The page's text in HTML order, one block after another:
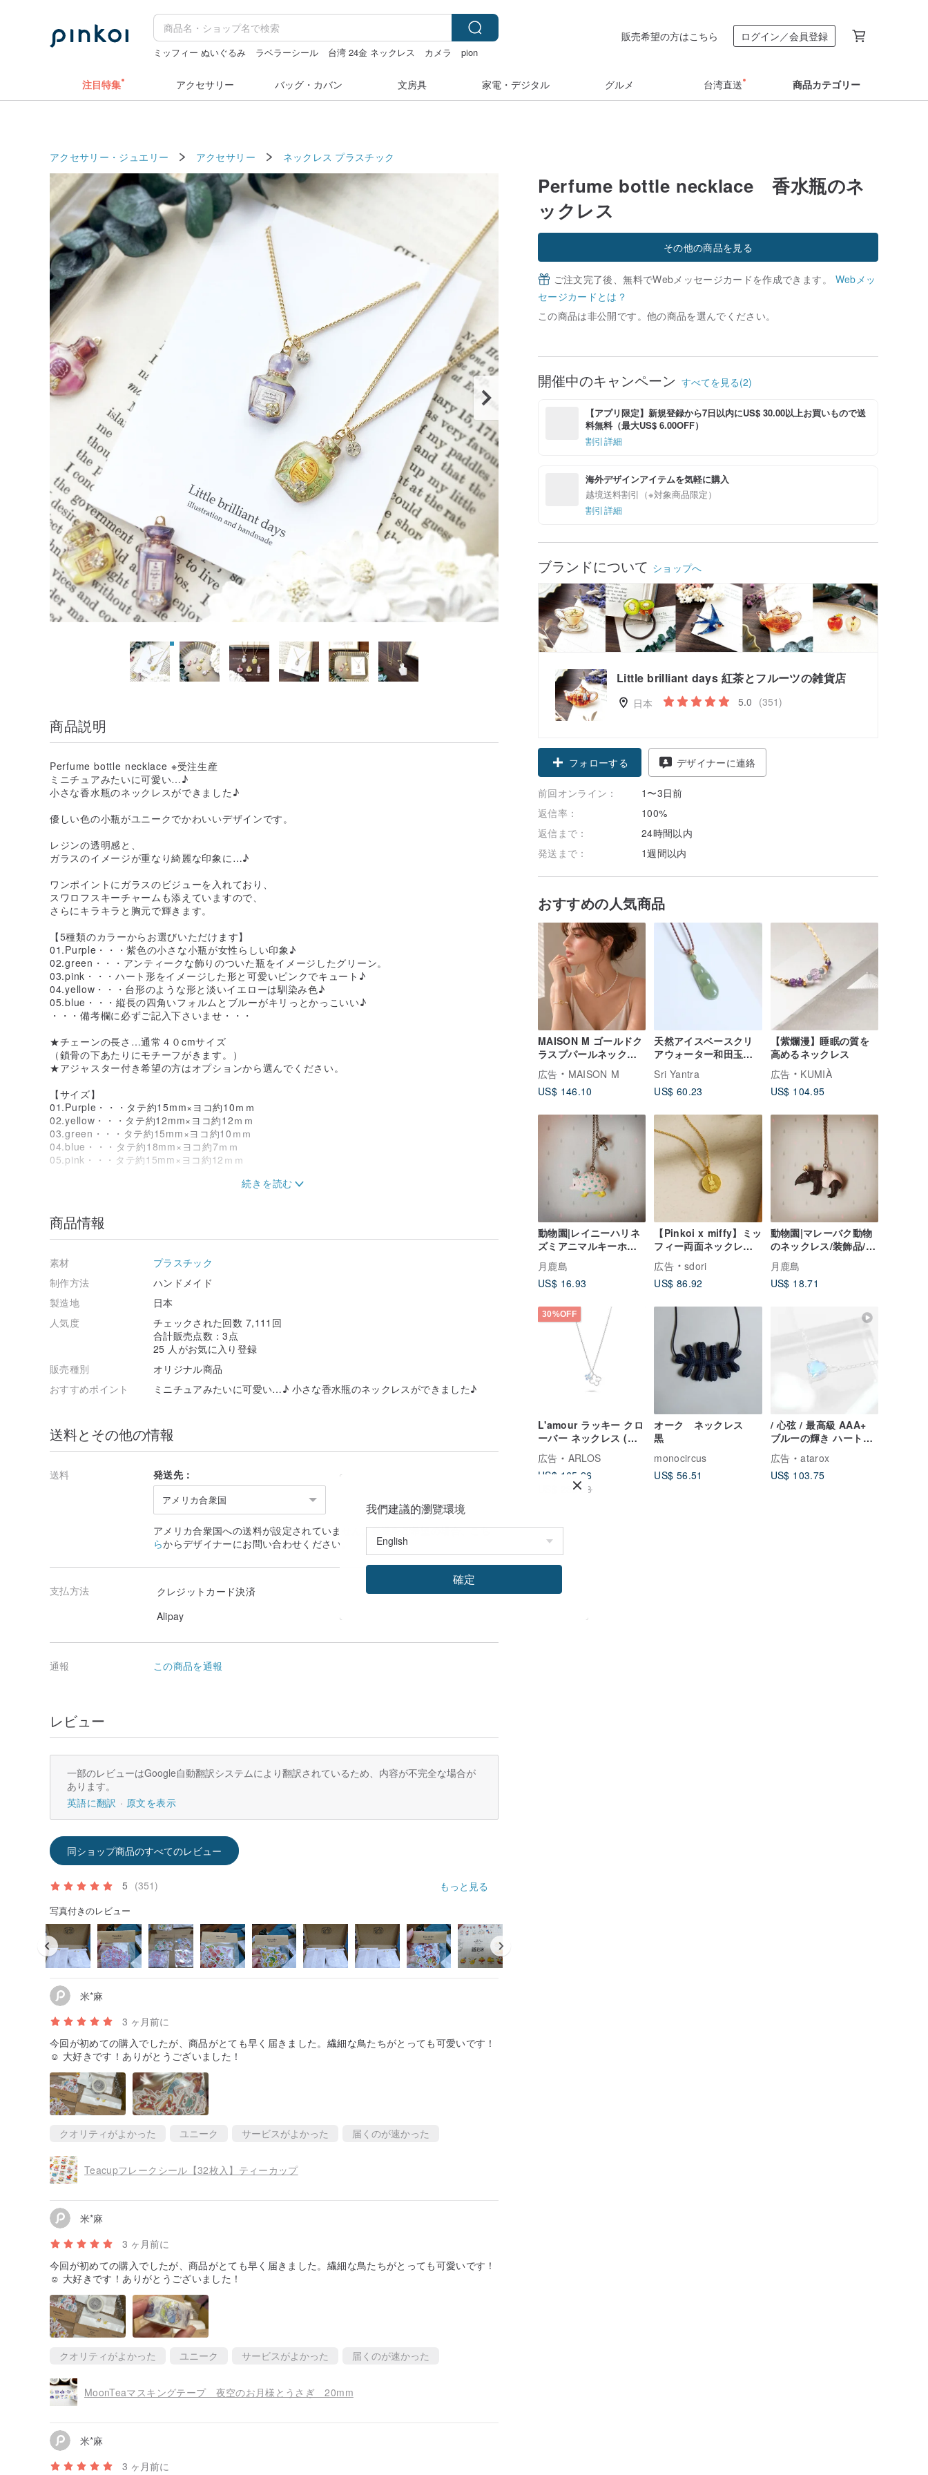
ミッフィー ぬいぐるみ ラベラーシール 台湾 24金 ネックレス カメラ
pion
販売希望の方はこちら ログイン／会員登録
注目特集 アクセサリー バッグ・カバン 文房具 家電・デジタル グルメ 台湾直送 商品カテゴリー
アクセサリー・ジュエリー アクセサリー ネックレス プラスチック
Perfume bottle necklace 香水瓶のネ
ックレス
その他の商品を見る
ご注文完了後、無料でWebメッセージカードを作成できます。 Webメッ
セージカードとは？
この商品は非公開です。他の商品を選んでください。
開催中のキャンペーン すべてを見る(2)
【アプリ限定】新規登録から7日以内にUS$ 30.00以上お買いもので送
料無料（最大US$ 6.00OFF）
割引詳細
海外デザインアイテムを気軽に購入
越境送料割引（※対象商品限定）
割引詳細
ブランドについて ショップへ
Little brilliant days 紅茶とフルーツの雑貨店
日本 5.0 (351)
フォローする デザイナーに連絡
前回オンライン：
1〜3日前
返信率：
100%
返信まで：
24時間以内
発送まで：
1週間以内
おすすめの人気商品
MAISON M ゴールドク
ラスプパールネックレ
ス
広告
MAISON M
US$ 146.10
天然アイスベースクリ
アウォーター和田玉福
スペンダント 平安と喜
び、順調な日々を願っ
Sri Yantra
US$ 60.23
【紫爛漫】睡眠の質を
高めるネックレス
広告
KUMIÀ
US$ 104.95
動物園|レイニーハリネ
ズミアニマルキーホル
ダー/チャーム/ネックレ
スブルーグリーンドッ
ト（ホワイトハリネズ
月鹿島
US$ 16.93
【Pinkoi x miffy】ミッ
フィー両面ネックレス
太陽とミッフィーの物
語
広告
sdori
US$ 86.92
動物園|マレーバク動物
のネックレス/装飾品/キ
ーホルダー/チャーム/モ
デル
月鹿島
US$ 18.71
30%OFF
L'amour ラッキー クロ
ーバー ネックレス (プ
ラチナ ゴールド)
広告
ARLOS
US$ 165.26
US$ 236.08
オーク ネックレス
黒
monocircus
US$ 56.51
/ 心弦 / 最高級 AAA+
ブルーの輝き ハート型
ムーンストーン 925 ス
ターリングシルバーネ
ックレス (シルバー/ゴ
広告
atarox
US$ 103.75
商品説明
Perfume bottle necklace ※受注生産
ミニチュアみたいに可愛い…♪
小さな香水瓶のネックレスができました♪
優しい色の小瓶がユニークでかわいいデザインです。
レジンの透明感と、
ガラスのイメージが重なり綺麗な印象に…♪
ワンポイントにガラスのビジューを入れており、
スワロフスキーチャームも添えていますので、
さらにキラキラと胸元で輝きます。
【5種類のカラーからお選びいただけます】
01.Purple・・・紫色の小さな小瓶が女性らしい印象♪
02.green・・・アンティークな飾りのついた瓶をイメージしたグリーン。
03.pink・・・ハート形をイメージした形と可愛いピンクでキュート♪
04.yellow・・・台形のような形と淡いイエローは馴染み色♪
05.blue・・・縦長の四角いフォルムとブルーがキリっとかっこいい♪
・・・備考欄に必ずご記入下さいませ・・・
★チェーンの長さ…通常４０cmサイズ
（鎖骨の下あたりにモチーフがきます。）
★アジャスター付き希望の方はオプションから選んでください。
【サイズ】
01.Purple・・・タテ約15mm×ヨコ約10ｍｍ
02.yellow・・・タテ約12mm×ヨコ約12ｍｍ
03.green・・・タテ約15mm×ヨコ約10ｍｍ
04.blue・・・タテ約18mm×ヨコ約7ｍｍ
05.pink・・・タテ約15mm×ヨコ約12ｍｍ
＊お揃いのイヤリング・ピアスもオススメです。
ご入金確認後に、通常1週間前後で作成いたします。
ラル プチ 綺麗 繊細 レジン 学生 女子 ギフト ユニーク 面白い 母の日 誕生日 ク
リスマス ホワイトデー コスメ 青 パープル 黄色
商品情報
素材
プラスチック
制作方法
ハンドメイド
製造地
日本
人気度
チェックされた回数 7,111回
合計販売点数：3点
25 人がお気に入り登録
販売種別
オリジナル商品
おすすめポイント
ミニチュアみたいに可愛い…♪ 小さな香水瓶のネックレスができました♪
送料とその他の情報
送料 発送先：
アメリカ合衆国
アメリカ合衆国への送料が設定されていません。発送をご希望の場合、こち
らからデザイナーにお問い合わせください。
支払方法
クレジットカード決済
Alipay
通報 この商品を通報
レビュー
一部のレビューはGoogle自動翻訳システムにより翻訳されているため、内容が不完全な場合が
あります。
英語に翻訳
原文を表示
同ショップ商品のすべてのレビュー
5 (351) もっと見る
写真付きのレビュー
米*麻
3 ヶ月前に
今回が初めての購入でしたが、商品がとても早く届きました。繊細な鳥たちがとっても可愛いです！
☺️ 大好きです！ありがとうございました！
クオリティがよかった ユニーク サービスがよかった 届くのが速かった
Teacupフレークシール【32枚入】ティーカップ
米*麻
3 ヶ月前に
今回が初めての購入でしたが、商品がとても早く届きました。繊細な鳥たちがとっても可愛いです！
☺️ 大好きです！ありがとうございました！
クオリティがよかった ユニーク サービスがよかった 届くのが速かった
MoonTeaマスキングテープ 夜空のお月様とうさぎ 20mm
米*麻
3 ヶ月前に
我們建議的瀏覽環境
確定